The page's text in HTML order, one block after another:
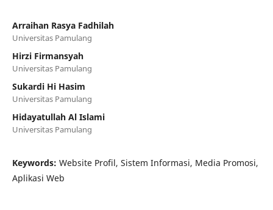
Arraihan Rasya Fadhilah
Universitas Pamulang
Hirzi Firmansyah
Universitas Pamulang
Sukardi Hi Hasim
Universitas Pamulang
Hidayatullah Al Islami
Universitas Pamulang
Keywords: Website Profil, Sistem Informasi, Media Promosi,
Aplikasi Web